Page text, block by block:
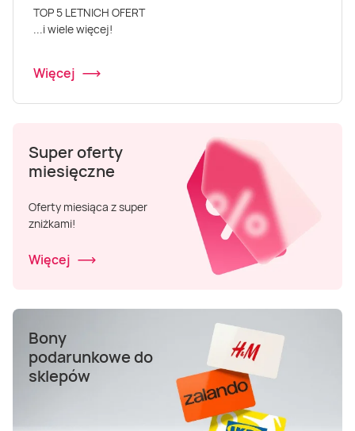
TOP 5 LETNICH OFERT
...i wiele więcej!
Więcej
Super oferty
miesięczne
Oferty miesiąca z super
zniżkami!
Więcej
Bony
podarunkowe do
sklepów